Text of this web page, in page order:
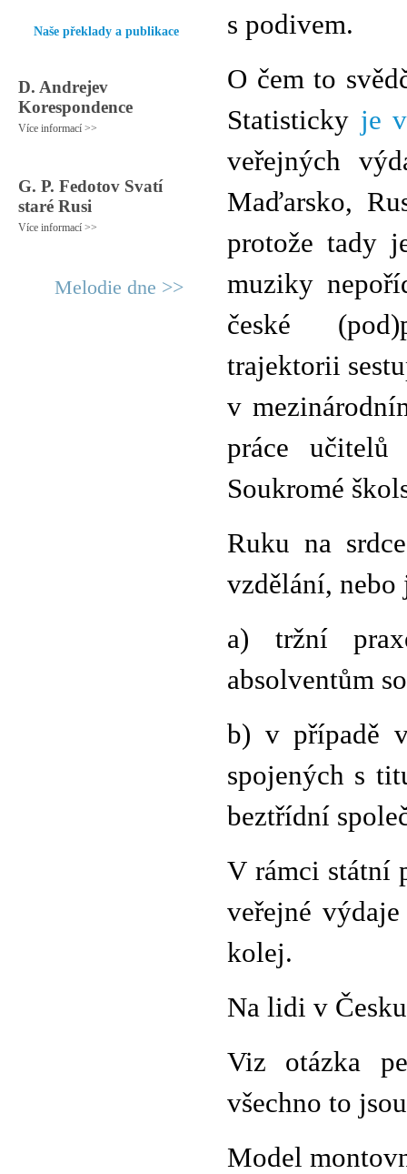
Naše překlady a publikace
D. Andrejev
Korespondence
Více informací >>
G. P. Fedotov Svatí
staré Rusi
Více informací >>
Melodie dne >>
s podivem.
O čem to
Statisticky je
veřejných
Maďarsko,
protože tady
muziky
české
trajektorii
v
práce
Soukromé
Ruku na
vzdělání, nebo
a) tržní
absolventům
b) v případě
spojených s
beztřídní
V rámci státní
veřejné
kolej.
Na lidi v
Viz otázka
všechno to
Model